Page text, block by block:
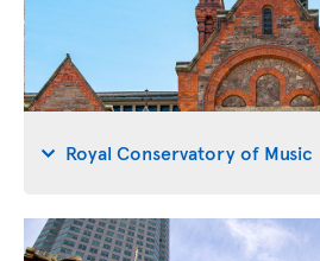
Royal Conservatory of Music